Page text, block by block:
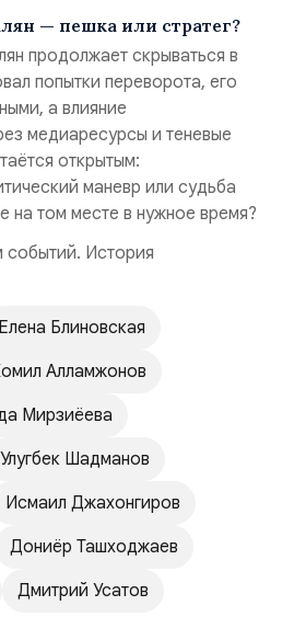
— пешка или стратег?
продолжает скрываться в
попытки переворота, его
а влияние
медиаресурсы и теневые
открытым:
маневр или судьба
на том месте в нужное время?
событий. История
Елена Блиновская
Алламжонов
Мирзиёева
Улугбек Шадманов
Исмаил Джахонгиров
Дониёр Ташходжаев
Дмитрий Усатов